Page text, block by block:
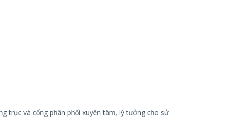
trục và cổng phân phối xuyên tâm, lý tưởng cho sử